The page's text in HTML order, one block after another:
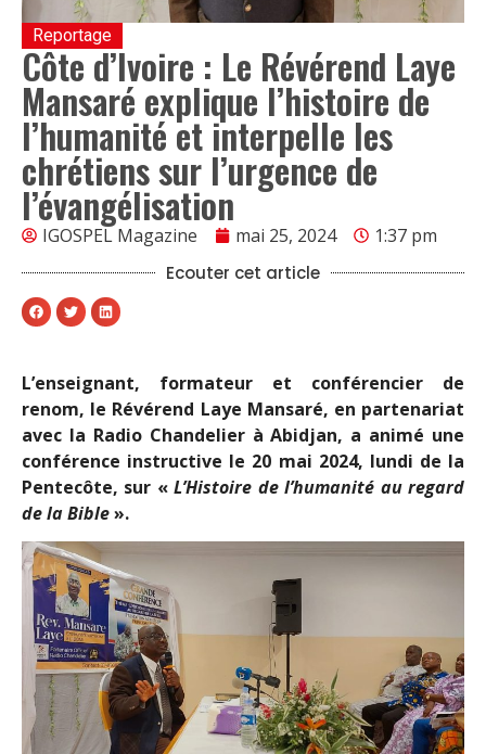
Reportage
Côte d’Ivoire : Le Révérend Laye
Mansaré explique l’histoire de
l’humanité et interpelle les
chrétiens sur l’urgence de
l’évangélisation
IGOSPEL Magazine mai 25, 2024 1:37 pm
Ecouter cet article
L’enseignant, formateur et conférencier de
renom, le Révérend Laye Mansaré, en partenariat
avec la Radio Chandelier à Abidjan, a animé une
conférence instructive le 20 mai 2024, lundi de la
Pentecôte, sur «L’Histoire de l’humanité au regard
de la Bible».